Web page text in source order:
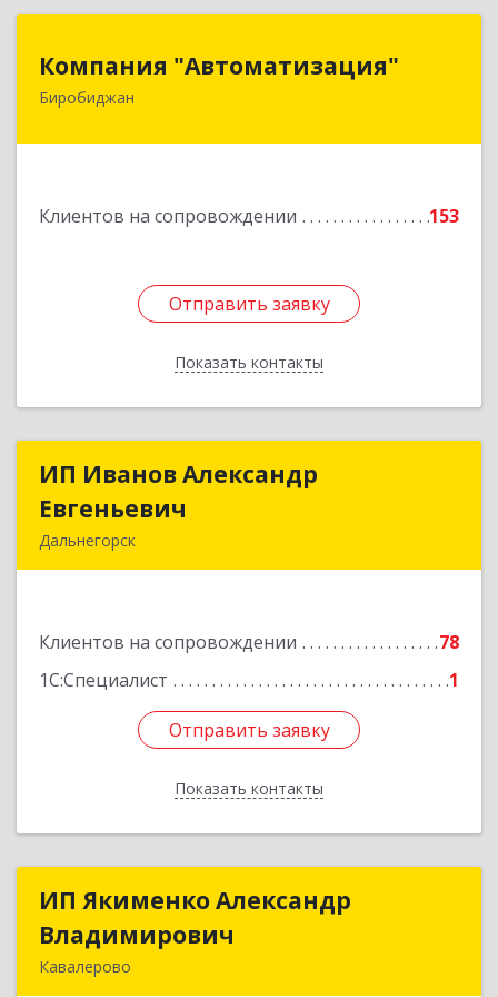
Компания "Автоматизация"
Биробиджан
Клиентов на сопровождении 153
Отправить заявку
Показать контакты
679016, Еврейская Аобл, Биробиджан г,
Отправить заявку
Назад
ИП Иванов Александр
Евгеньевич
Дальнегорск
Клиентов на сопровождении
78
1С:Специалист
1
Отправить заявку
Показать контакты
ИП Иванов Александр
Подробнее
Отправить заявку
Назад
ИП Якименко Александр
Владимирович
Кавалерово
ИП Якименко Александр